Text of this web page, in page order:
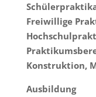
Freiwillige
Konstruktion,
Ausbildung